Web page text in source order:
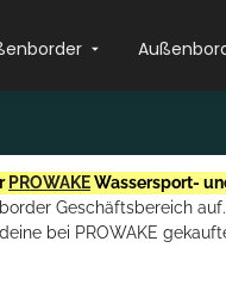
PROWAKEWassersport-
Geschäftsbereich
deine bei PROWAKE